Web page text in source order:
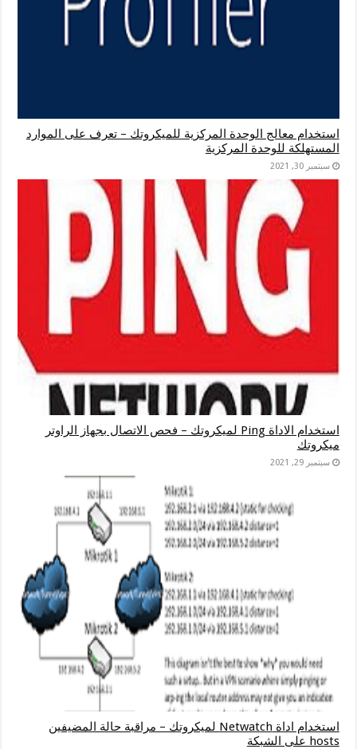
استخدام معالج الوحدة المركزية للميكروتك – تعرف على الموارد
المستهلكة للوحدة المركزية
سبتمبر 30, 2021
استخدام الاداة Ping لميكروتك – فحص الاتصال بجهاز الراوتر
ميكروتك
سبتمبر 29, 2021
استخدام اداة Netwatch لميكروتك – مراقبة حالة المضيفين
hosts على الشبكة